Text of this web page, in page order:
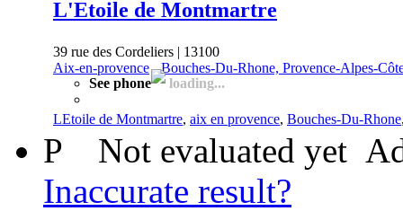
L'Etoile de Montmartre
39 rue des Cordeliers | 13100
Aix-en-provence-Bouches-Du-Rhone, Provence-Alpes-
See phone
loading...
LEtoile de Montmartre, aix en provence, Bouches-Du-Rhone
P Not evaluated yet
Inaccurate result?